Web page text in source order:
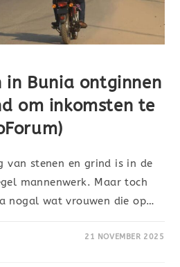
in Bunia ontginnen
om inkomsten te
van stenen en grind is in de
mannenwerk. Maar toch
nogal wat vrouwen die op…
21 NOVEMBER 2025